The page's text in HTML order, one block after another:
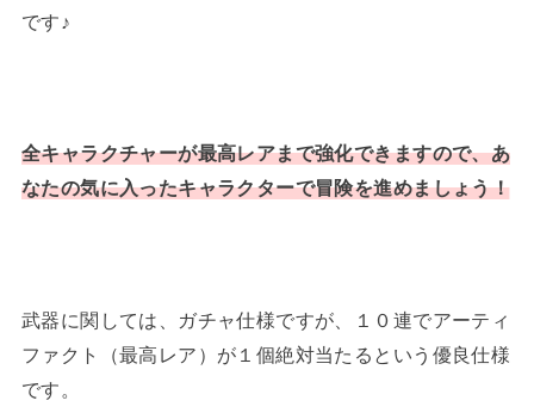
です♪
全キャラクチャーが最高レアまで強化できますので、あ
なたの気に入ったキャラクターで冒険を進めましょう！
武器に関しては、ガチャ仕様ですが、１０連でアーティ
ファクト（最高レア）が１個絶対当たるという優良仕様
です。